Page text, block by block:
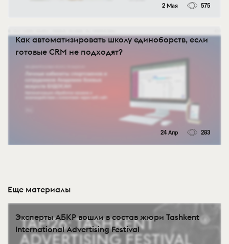
2 Мая 575
Как автоматизировать школу единоборств, если
готовые CRM не подходят?
24 Апр 283
Еще материалы
Эксперты АБКР вошли в состав жюри Tashkent
International Advertising Festival